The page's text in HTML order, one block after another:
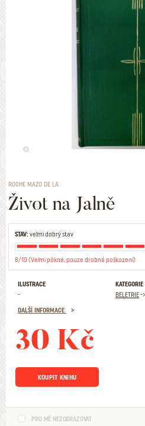
ROCHE MAZO DE LA
Život na Jalně
STAV:velmi dobrý stav
8/10 (Velmi pěkné, pouze drobná poškození)
ILUSTRACE
-
KATEGORIE
BELETRIE-
DALŠÍ INFORMACE
30 Kč
KOUPIT KNIHU
PRO MĚ NEZOBRAZOVAT